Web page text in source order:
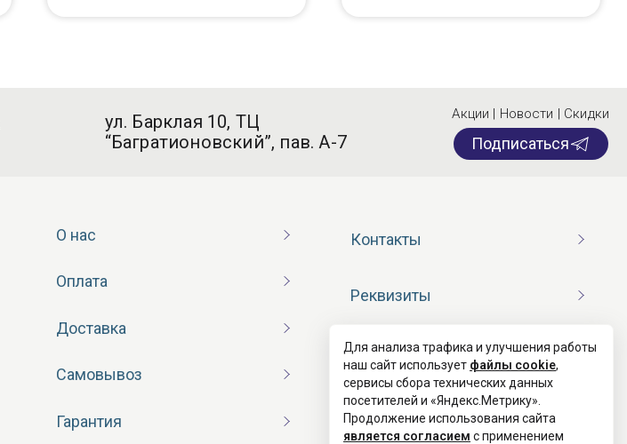
ул. Барклая 10, ТЦ
“Багратионовский”, пав. А-7
Акции | Новости | Скидки
Подписаться
О нас
Оплата
Доставка
Самовывоз
Гарантия
Контакты
Реквизиты
Договор оферты
Согласие на обработку ПД
Для анализа трафика и улучшения работы
наш сайт использует файлы cookie,
сервисы сбора технических данных
посетителей и «Яндекс.Метрику».
Продолжение использования сайта
является согласием с применением